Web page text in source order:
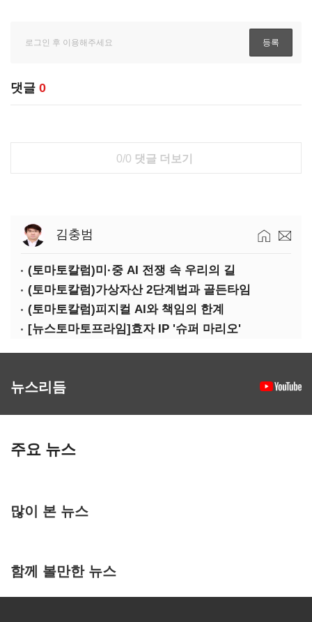
댓글 0
0/0 댓글 더보기
김충범
(토마토칼럼)미·중 AI 전쟁 속 우리의 길
(토마토칼럼)가상자산 2단계법과 골든타임
(토마토칼럼)피지컬 AI와 책임의 한계
[뉴스토마토프라임]효자 IP '슈퍼 마리오'
뉴스리듬
주요 뉴스
많이 본 뉴스
함께 볼만한 뉴스